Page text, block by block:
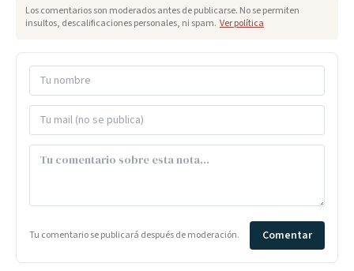
Los comentarios son moderados antes de publicarse. No se permiten
insultos, descalificaciones personales, ni spam. Ver política
Tu comentario se publicará después de moderación. Comentar